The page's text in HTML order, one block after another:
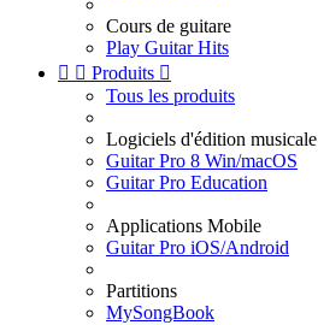
Cours de guitare
Play Guitar Hits
  Produits 
Tous les produits
Logiciels d'édition musicale
Guitar Pro 8 Win/macOS
Guitar Pro Education
Applications Mobile
Guitar Pro iOS/Android
Partitions
MySongBook